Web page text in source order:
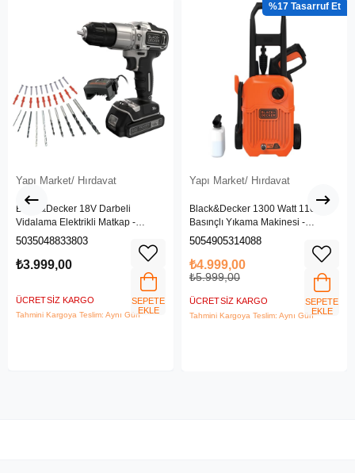
Yapı Market/ Hırdavat
Black&Decker 18V Darbeli
Vidalama Elektrikli Matkap -
BDCHD18SC1K-QW
5035048833803
₺3.999,00
ÜCRETSIZ KARGO
Tahmini Kargoya Teslim: Aynı Gün
SEPETE
EKLE
Yapı Market/ Hırdavat
Black&Decker 1300 Watt 110 Bar
Basınçlı Yıkama Makinesi -
(BEPW1300L-QS)
5054905314088
₺4.999,00
₺5.999,00
ÜCRETSIZ KARGO
Tahmini Kargoya Teslim: Aynı Gün
%17
SEPETE
EKLE